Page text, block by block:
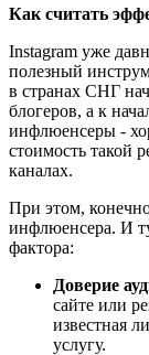
Как считать
Instagram уже
полезный
в странах СНГ
блогеров, а к
инфлюенсеры -
стоимость такой
каналах.
При этом,
инфлюенсера. И
фактора:
Доверие
сайте или
известная
услугу.